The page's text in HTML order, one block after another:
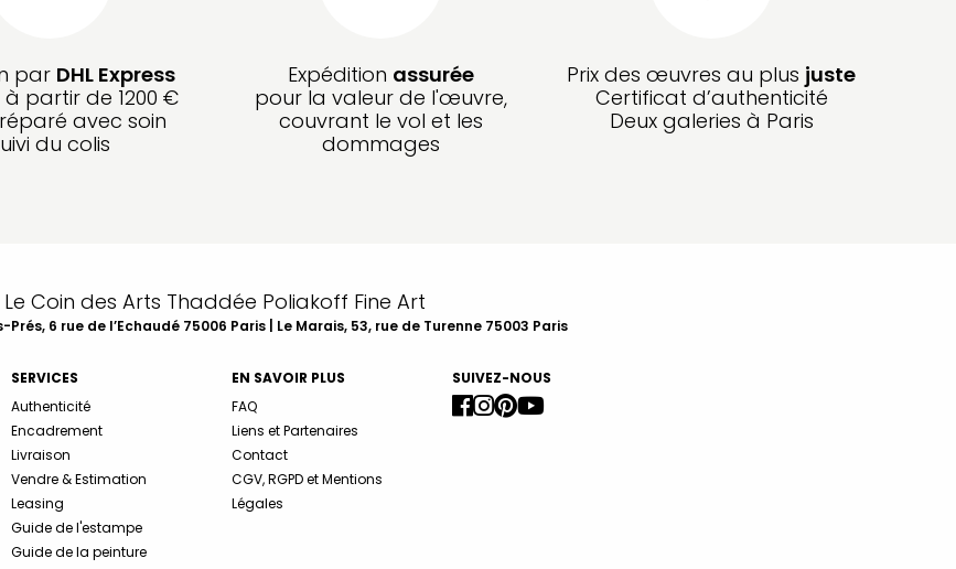
par DHL Express
partir de 1200 €
avec soin
du colis
Expédition assurée
pour la valeur de l'œuvre,
couvrant le vol et les
dommages
Prix des œuvres au plus juste
Certificat d’authenticité
Deux galeries à Paris
Le Coin des Arts Thaddée Poliakoff Fine Art
6 rue de l’Echaudé 75006 Paris | Le Marais, 53, rue de Turenne 75003 Paris
SERVICES
Authenticité
Encadrement
Livraison
Vendre & Estimation
Leasing
Guide de l'estampe
Guide de la peinture
EN SAVOIR PLUS
FAQ
Liens et Partenaires
Contact
CGV, RGPD et Mentions
Légales
SUIVEZ-NOUS